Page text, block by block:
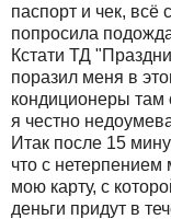
паспорт и чек, всё
попросила
Кстати ТД
поразил меня в
кондиционеры там
я честно
Итак после 15
что с нетерпением
мою карту, с
деньги придут в